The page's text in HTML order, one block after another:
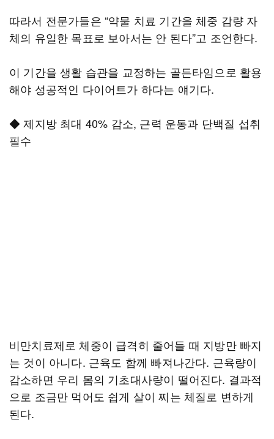
따라서 전문가들은 “약물 치료 기간을 체중 감량 자
체의 유일한 목표로 보아서는 안 된다”고 조언한다.
이 기간을 생활 습관을 교정하는 골든타임으로 활용
해야 성공적인 다이어트가 하다는 얘기다.
◆ 제지방 최대 40% 감소, 근력 운동과 단백질 섭취
필수
비만치료제로 체중이 급격히 줄어들 때 지방만 빠지
는 것이 아니다. 근육도 함께 빠져나간다. 근육량이
감소하면 우리 몸의 기초대사량이 떨어진다. 결과적
으로 조금만 먹어도 쉽게 살이 찌는 체질로 변하게
된다.